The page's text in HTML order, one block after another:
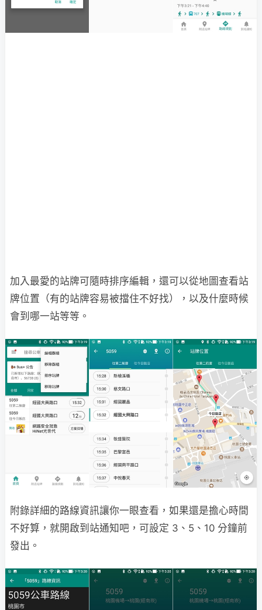
加入最愛的站牌可隨時排序編輯，還可以從地圖查看站
牌位置（有的站牌容易被擋住不好找），以及什麼時候
會到哪一站等等。
附錄詳細的路線資訊讓你一眼查看，如果還是擔心時間
不好算，就開啟到站通知吧，可設定 3、5、10 分鐘前
發出。